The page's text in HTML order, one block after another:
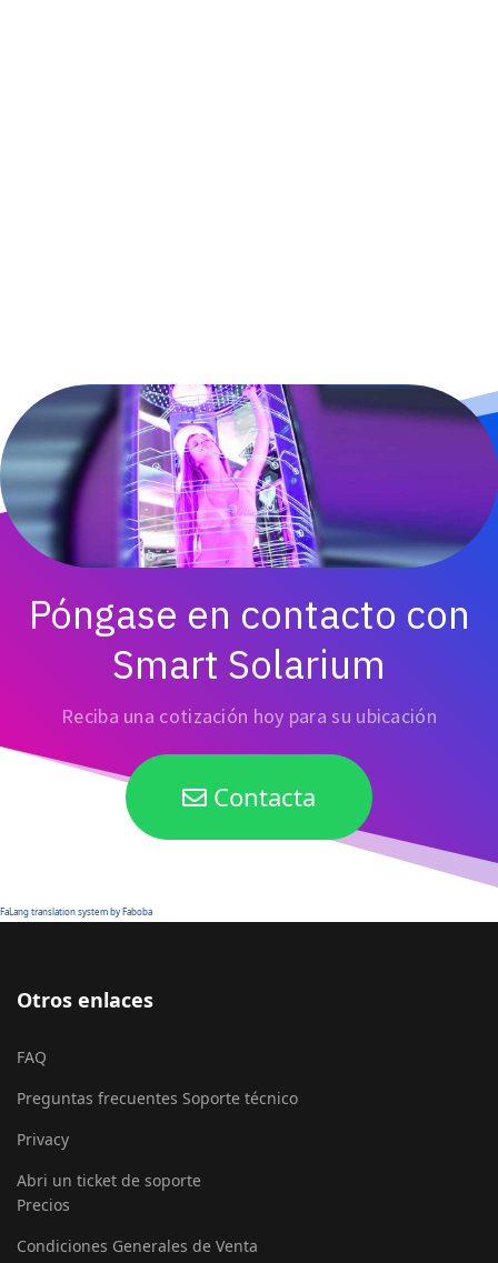
Póngase en contacto con
Smart Solarium
Reciba una cotización hoy para su ubicación
Contacta
FaLang translation system by Faboba
Otros enlaces
FAQ
Preguntas frecuentes Soporte técnico
Privacy
Abri un ticket de soporte
Precios
Condiciones Generales de Venta